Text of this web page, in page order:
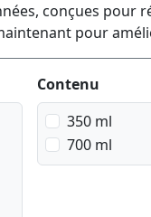
conçues pour
pour
Contenu
350 ml
700 ml